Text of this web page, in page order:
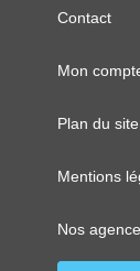
Contact
Mon
Plan du site
Mentions
Nos